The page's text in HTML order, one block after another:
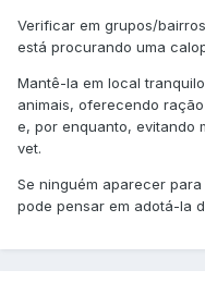
Verificar em grupos/
está procurando uma
Mantê-la em local
animais, oferecendo
e, por enquanto, evitando
vet.
Se ninguém aparecer
pode pensar em adotá-la